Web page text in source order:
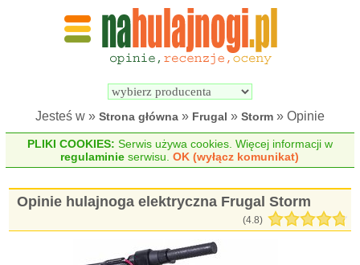
Wyszukiwarka
elektrycznych
Jesteś w » Strona główna » Frugal » Storm » Opinie
PLIKI COOKIES: Serwis używa cookies. Więcej informacji w
regulaminie serwisu.OK (wyłącz komunikat)
Opinie hulajnoga elektryczna Frugal Storm
(4.8)